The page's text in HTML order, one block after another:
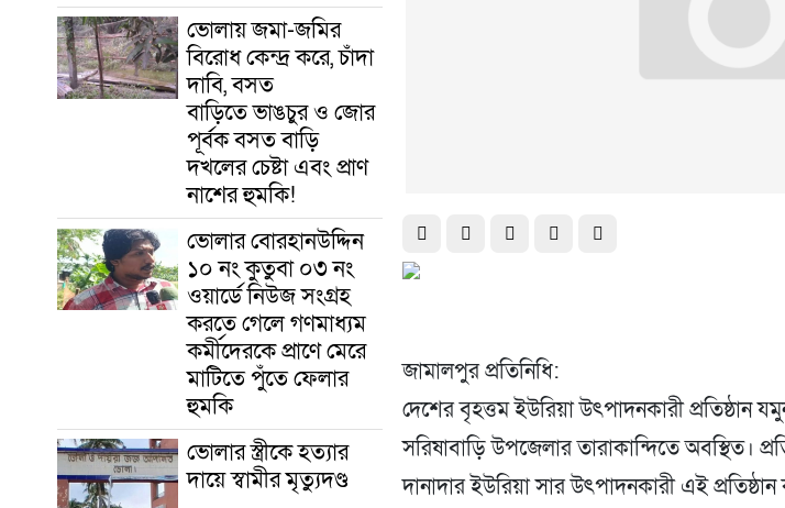
ভোলায় জমা-জমির
বিরোধ কেন্দ্র করে, চাঁদা
দাবি, বসত
বাড়িতে ভাঙচুর ও জোর
পূর্বক বসত বাড়ি
দখলের চেষ্টা এবং প্রাণ
নাশের হুমকি! ‎
ভোলার বোরহানউদ্দিন
১০ নং কুতুবা ০৩ নং
ওয়ার্ডে নিউজ সংগ্রহ
করতে গেলে গণমাধ্যম
কর্মীদেরকে প্রাণে মেরে
মাটিতে পুঁতে ফেলার
হুমকি
ভোলার স্ত্রীকে হত্যার
দায়ে স্বামীর মৃত্যুদণ্ড
জামালপুর প্রতিনিধি:
দেশের বৃহত্তম ইউরিয়া উৎপাদনকারী প্রতিষ্ঠান
সরিষাবাড়ি উপজেলার তারাকান্দিতে অবস্থিত।
দানাদার ইউরিয়া সার উৎপাদনকারী এই